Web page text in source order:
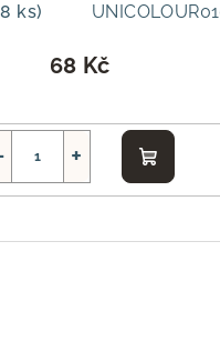
ks)
68 Kč
+
Do
košíku